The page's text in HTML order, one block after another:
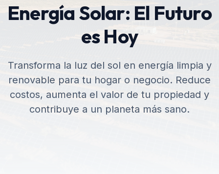
Energía Solar: El Futuro
es Hoy
Transforma la luz del sol en energía limpia y
renovable para tu hogar o negocio. Reduce
costos, aumenta el valor de tu propiedad y
contribuye a un planeta más sano.